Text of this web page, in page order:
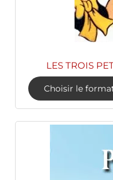
LES TROIS
Choisir le